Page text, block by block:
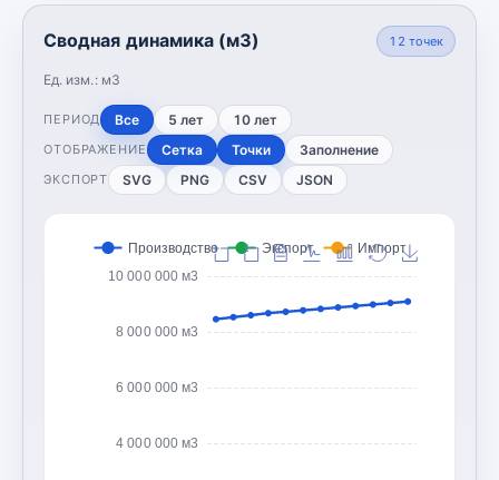
Сводная динамика (м3)
Ед. изм.: м3
12 точек
ПЕРИОД Все 5 лет 10 лет
ОТОБРАЖЕНИЕ Сетка Точки Заполнение
ЭКСПОРТ SVG PNG CSV JSON
4 000 000 м3
6 000 000 м3
8 000 000 м3
10 000 000 м3
Производство Экспорт Импорт